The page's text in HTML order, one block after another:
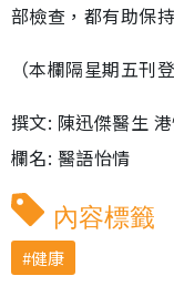
部檢查，都有助保
（本欄隔星期五刊登
撰文: 陳迅傑醫生
欄名: 醫語怡情
內容標籤
健康